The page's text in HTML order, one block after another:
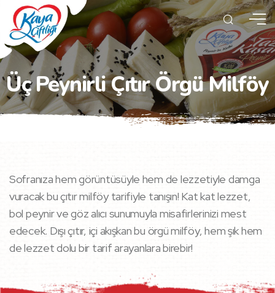
Üç Peynirli Çıtır Örgü Milföy
Sofranıza hem görüntüsüyle hem de lezzetiyle damga
vuracak bu çıtır milföy tarifiyle tanışın! Kat kat lezzet,
bol peynir ve göz alıcı sunumuyla misafirlerinizi mest
edecek. Dışı çıtır, içi akışkan bu örgü milföy, hem şık hem
de lezzet dolu bir tarif arayanlara birebir!